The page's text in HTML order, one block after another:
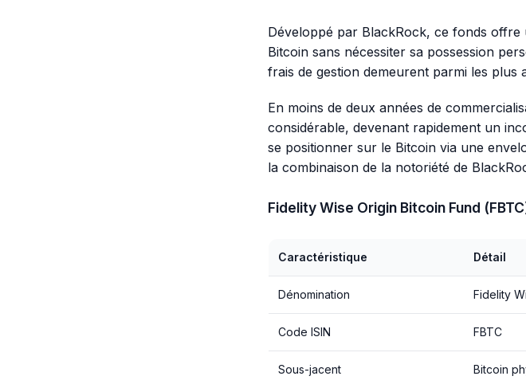
Développé par BlackRock, ce fonds
Bitcoin sans nécessiter sa possession
frais de gestion demeurent parmi les plus
En moins de deux années de
considérable, devenant rapidement un
se positionner sur le Bitcoin via une
la combinaison de la notoriété de
Fidelity Wise Origin Bitcoin Fund
Caractéristique Détail
Dénomination Fidelity
Code ISIN FBTC
Sous-jacent Bitcoin